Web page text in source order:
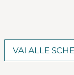
VAI ALLE